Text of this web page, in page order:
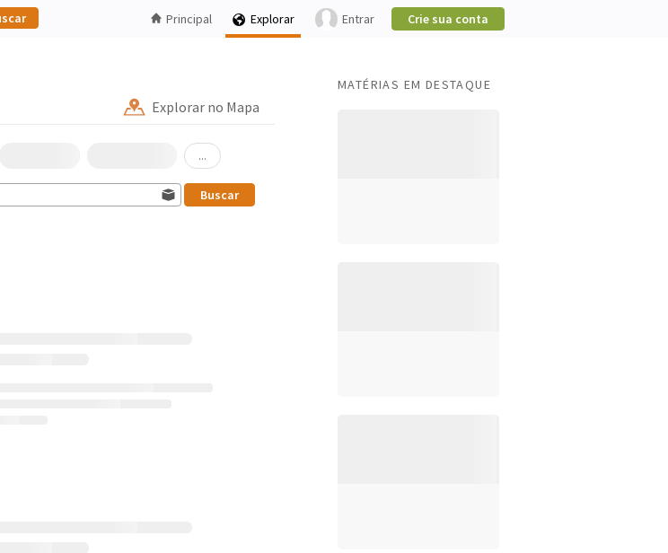
Crie sua conta
Entrar
Explorar
Principal
Explorar no Mapa
...
MATÉRIAS EM DESTAQUE